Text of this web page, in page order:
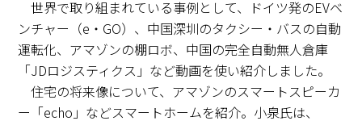
世界で取り組まれている事例として、ドイツ発のEVベ
ンチャー（e・GO）、中国深圳のタクシー・バスの自動
運転化、アマゾンの棚ロボ、中国の完全自動無人倉庫
「JDロジスティクス」など動画を使い紹介しました。
住宅の将来像について、アマゾンのスマートスピーカ
ー「echo」などスマートホームを紹介。小泉氏は、